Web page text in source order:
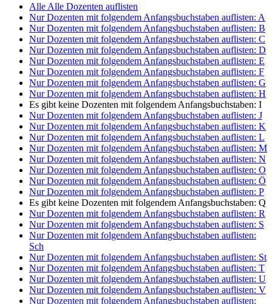
Alle Alle Dozenten auflisten
Nur Dozenten mit folgendem Anfangsbuchstaben auflisten: A
Nur Dozenten mit folgendem Anfangsbuchstaben auflisten: B
Nur Dozenten mit folgendem Anfangsbuchstaben auflisten: C
Nur Dozenten mit folgendem Anfangsbuchstaben auflisten: D
Nur Dozenten mit folgendem Anfangsbuchstaben auflisten: E
Nur Dozenten mit folgendem Anfangsbuchstaben auflisten: F
Nur Dozenten mit folgendem Anfangsbuchstaben auflisten: G
Nur Dozenten mit folgendem Anfangsbuchstaben auflisten: H
Es gibt keine Dozenten mit folgendem Anfangsbuchstaben: I
Nur Dozenten mit folgendem Anfangsbuchstaben auflisten: J
Nur Dozenten mit folgendem Anfangsbuchstaben auflisten: K
Nur Dozenten mit folgendem Anfangsbuchstaben auflisten: L
Nur Dozenten mit folgendem Anfangsbuchstaben auflisten: M
Nur Dozenten mit folgendem Anfangsbuchstaben auflisten: N
Nur Dozenten mit folgendem Anfangsbuchstaben auflisten: O
Nur Dozenten mit folgendem Anfangsbuchstaben auflisten: Ö
Nur Dozenten mit folgendem Anfangsbuchstaben auflisten: P
Es gibt keine Dozenten mit folgendem Anfangsbuchstaben: Q
Nur Dozenten mit folgendem Anfangsbuchstaben auflisten: R
Nur Dozenten mit folgendem Anfangsbuchstaben auflisten: S
Nur Dozenten mit folgendem Anfangsbuchstaben auflisten:
Sch
Nur Dozenten mit folgendem Anfangsbuchstaben auflisten: St
Nur Dozenten mit folgendem Anfangsbuchstaben auflisten: T
Nur Dozenten mit folgendem Anfangsbuchstaben auflisten: U
Nur Dozenten mit folgendem Anfangsbuchstaben auflisten: V
Nur Dozenten mit folgendem Anfangsbuchstaben auflisten: